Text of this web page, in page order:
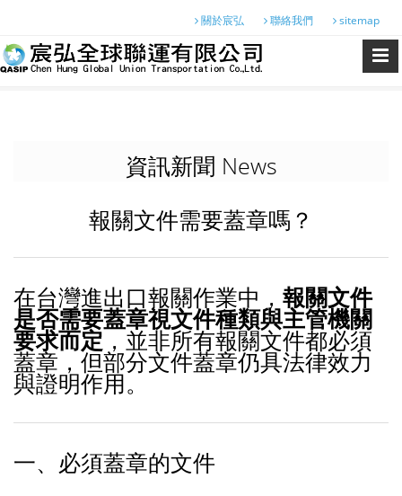
關於宸弘 聯絡我們 sitemap
資訊新聞 News
報關文件需要蓋章嗎？
在台灣進出口報關作業中， 報關文件
是否需要蓋章視文件種類與主管機關
要求而定，並非所有報關文件都必須
蓋章，但部分文件蓋章仍具法律效力
與證明作用。
一、必須蓋章的文件